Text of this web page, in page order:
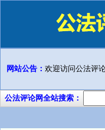
网站公告： 欢迎访问公法评
公法评论网全站搜索：